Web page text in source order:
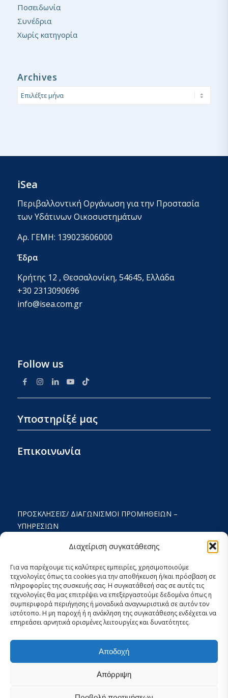
Διαχείριση συγκατάθεσης
Για να παρέχουμε τις καλύτερες εμπειρίες, χρησιμοποιούμε
τεχνολογίες όπως τα cookies για την αποθήκευση ή/και πρόσβαση σε
πληροφορίες της συσκευής σας. Η συγκατάθεσή σας σε αυτές τις
τεχνολογίες θα μας επιτρέψει να επεξεργαστούμε δεδομένα όπως η
συμπεριφορά περιήγησης ή μοναδικά αναγνωριστικά σε αυτόν τον
ιστότοπο. Η μη παροχή ή η ανάκληση της συγκατάθεσης ενδέχεται να
επηρεάσει αρνητικά ορισμένες λειτουργίες και δυνατότητες.
Αποδοχή
Απόρριψη
Ποσειδωνία
Συνέδρια
Χωρίς κατηγορία
Archives
iSea
Περιβαλλοντική Οργάνωση για την Προστασία
των Υδάτινων Οικοσυστημάτων
Αρ. ΓΕΜΗ: 139023606000
Έδρα
Κρήτης 12 , Θεσσαλονίκη, 54645, Ελλάδα
+30 2313090696
info@isea.com.gr
Follow us
Υποστηρίξέ μας
Επικοινωνία
ΠΡΟΣΚΛΉΣΕΙΣ/ ΔΙΑΓΩΝΙΣΜΟΊ ΠΡΟΜΉΘΕΙΩΝ –
ΥΠΗΡΕΣΙΏΝ
ΟΡΟΙ ΧΡΗΣΗΣ ΚΑΙ ΠΟΛΙΤΙΚΗ ΑΠΟΡΡΗΤΟΥ
ΚΑΤΑΣΤΑΤΙΚΌ
ΕΚΘΕΣΗ ΔΡΑΣΤΗΡΙΟΤΗΤΩΝ
ΟΙΚΟΝΟΜΙΚΟΣ ΑΠΟΛΟΓΙΣΜΟΣ
ΣΤΡΑΤΗΓΙΚΟΣ ΣΧΕΔΙΑΣΜΟΣ 2024-2029
ΡΥΘΜΊΣΕΙΣ COOKIES ΚΑΙ ΑΠΟΡΡΉΤΟΥ